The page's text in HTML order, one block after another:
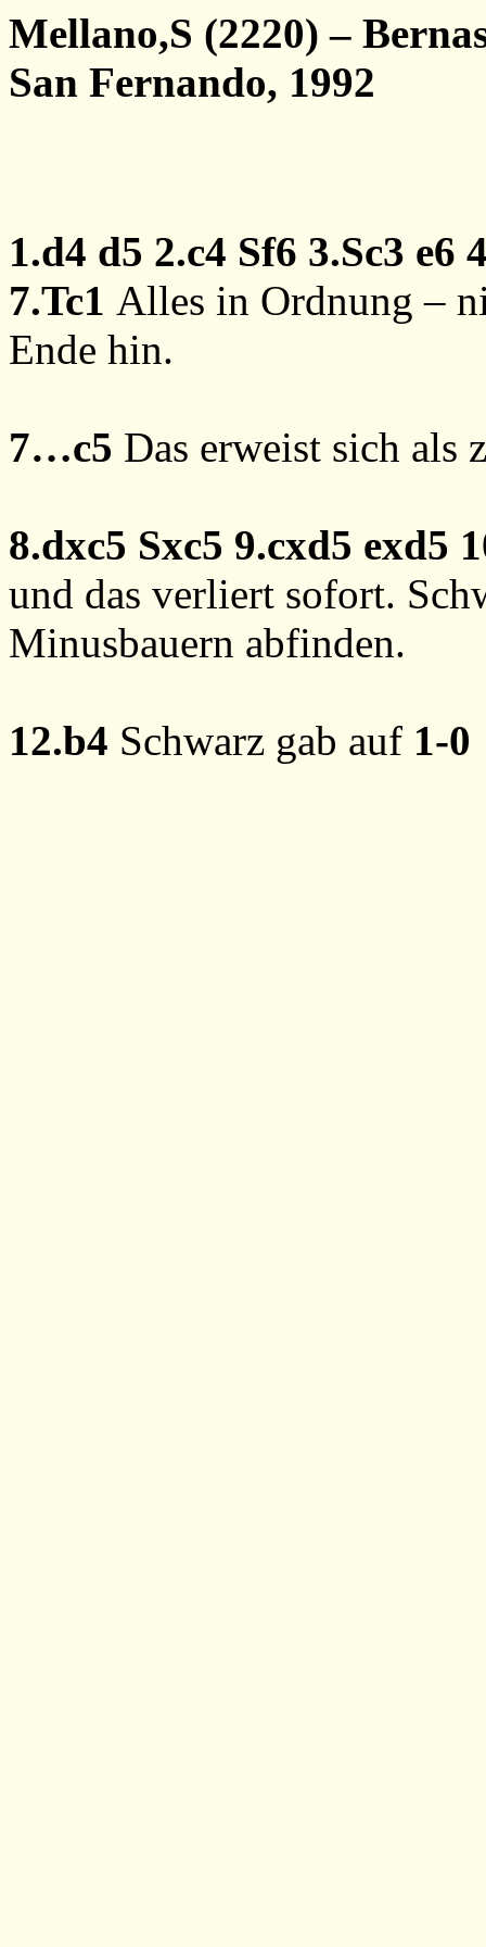
Mellano,S (2220) –
San Fernando, 1992
1.d4 d5 2.c4 Sf6 3.Sc3 e6
7.Tc1 Alles in Ordnung –
Ende hin.
7…c5 Das erweist sich als
8.dxc5 Sxc5 9.cxd5 exd5
und das verliert sofort.
Minusbauern abfinden.
12.b4 Schwarz gab auf 1-0